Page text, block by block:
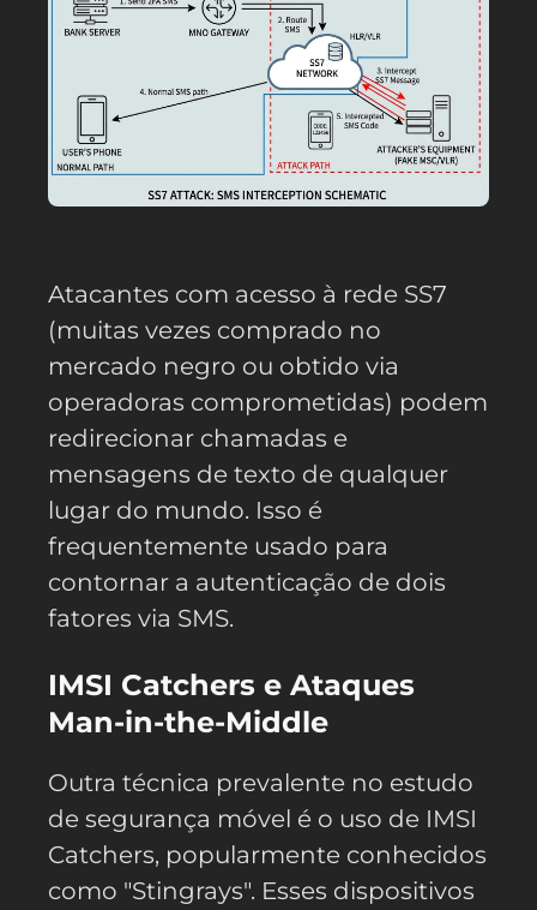
Atacantes com acesso à rede SS7
(muitas vezes comprado no
mercado negro ou obtido via
operadoras comprometidas) podem
redirecionar chamadas e
mensagens de texto de qualquer
lugar do mundo. Isso é
frequentemente usado para
contornar a autenticação de dois
fatores via SMS.
IMSI Catchers e Ataques
Man-in-the-Middle
Outra técnica prevalente no estudo
de segurança móvel é o uso de IMSI
Catchers, popularmente conhecidos
como "Stingrays". Esses dispositivos